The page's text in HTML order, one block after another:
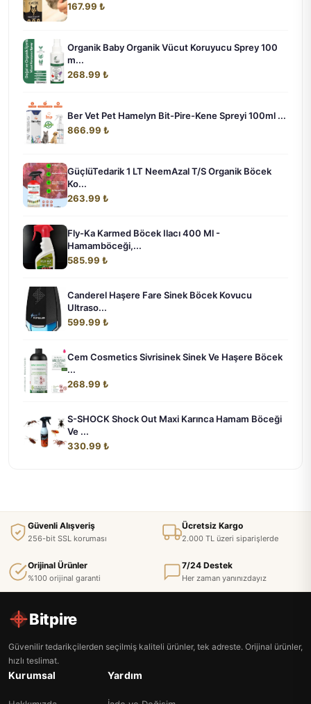
167.99 ₺
Organik Baby Organik Vücut Koruyucu Sprey 100
m...
268.99 ₺
Ber Vet Pet Hamelyn Bit-Pire-Kene Spreyi 100ml ...
866.99 ₺
GüçlüTedarik 1 LT NeemAzal T/S Organik Böcek
Ko...
263.99 ₺
Fly-Ka Karmed Böcek Ilacı 400 Ml -
Hamamböceği,...
585.99 ₺
Canderel Haşere Fare Sinek Böcek Kovucu
Ultraso...
599.99 ₺
Cem Cosmetics Sivrisinek Sinek Ve Haşere Böcek
...
268.99 ₺
S-SHOCK Shock Out Maxi Karınca Hamam Böceği
Ve ...
330.99 ₺
Güvenli Alışveriş
256-bit SSL koruması
Ücretsiz Kargo
2.000 TL üzeri siparişlerde
Orijinal Ürünler
%100 orijinal garanti
7/24 Destek
Her zaman yanınızdayız
Bitpire
Güvenilir tedarikçilerden seçilmiş kaliteli ürünler, tek adreste. Orijinal ürünler,
hızlı teslimat.
Kurumsal Yardım